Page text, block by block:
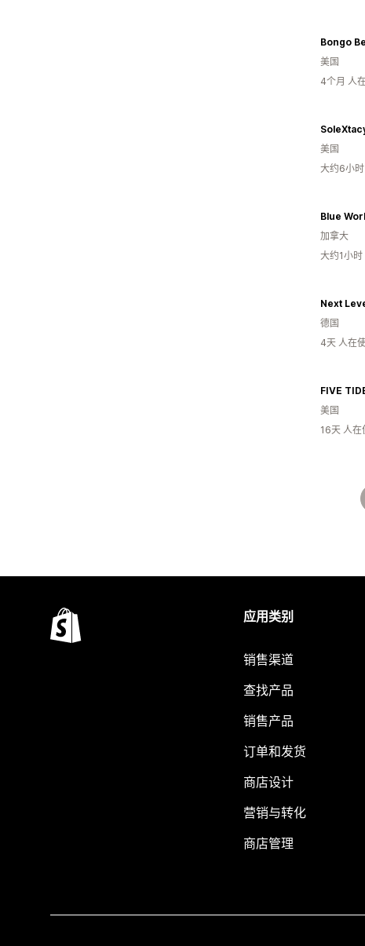
Bongo
美国
4个月 人
美国
大约6小
Blue
加拿大
大约1小时
Next
德国
4天 人在
FIVE
美国
16天 人在
应用类别
销售渠道
查找产品
销售产品
订单和发货
商店设计
营销与转化
商店管理